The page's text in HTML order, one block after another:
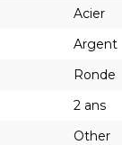
Acier
Argent
Ronde
2 ans
Other